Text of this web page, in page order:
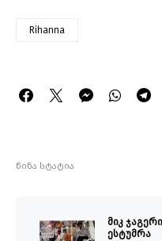
Rihanna
წინა სტატია
მიკ
ესტუმრა